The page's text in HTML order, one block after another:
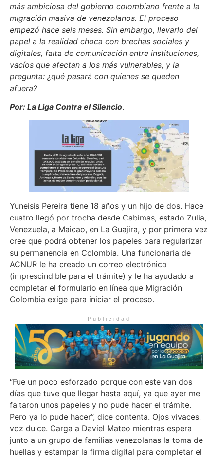
más ambiciosa del gobierno colombiano frente a la
migración masiva de venezolanos. El proceso
empezó hace seis meses. Sin embargo, llevarlo del
papel a la realidad choca con brechas sociales y
digitales, falta de comunicación entre instituciones,
vacíos que afectan a los más vulnerables, y la
pregunta: ¿qué pasará con quienes se queden
afuera?
Por: La Liga Contra el Silencio.
Yuneisis Pereira tiene 18 años y un hijo de dos. Hace
cuatro llegó por trocha desde Cabimas, estado Zulia,
Venezuela, a Maicao, en La Guajira, y por primera vez
cree que podrá obtener los papeles para regularizar
su permanencia en Colombia. Una funcionaria de
ACNUR le ha creado un correo electrónico
(imprescindible para el trámite) y le ha ayudado a
completar el formulario en línea que Migración
Colombia exige para iniciar el proceso.
Publicidad
“Fue un poco esforzado porque con este van dos
días que tuve que llegar hasta aquí, ya que ayer me
faltaron unos papeles y no pude hacer el trámite.
Pero ya lo pude hacer”, dice contenta. Ojos vivaces,
voz dulce. Carga a Daviel Mateo mientras espera
junto a un grupo de familias venezolanas la toma de
huellas y estampar la firma digital para completar el